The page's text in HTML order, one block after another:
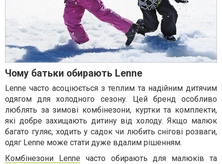
Чому батьки обирають Lenne
Lenne часто асоціюється з теплим та надійним дитячим
одягом для холодного сезону. Цей бренд особливо
люблять за зимові комбінезони, куртки та комплекти,
які добре захищають дитину від холоду. Якщо малюк
багато гуляє, ходить у садок чи любить снігові розваги,
одяг Lenne може стати дуже вдалим рішенням.
Комбінезони Lenne часто обирають для малюків та